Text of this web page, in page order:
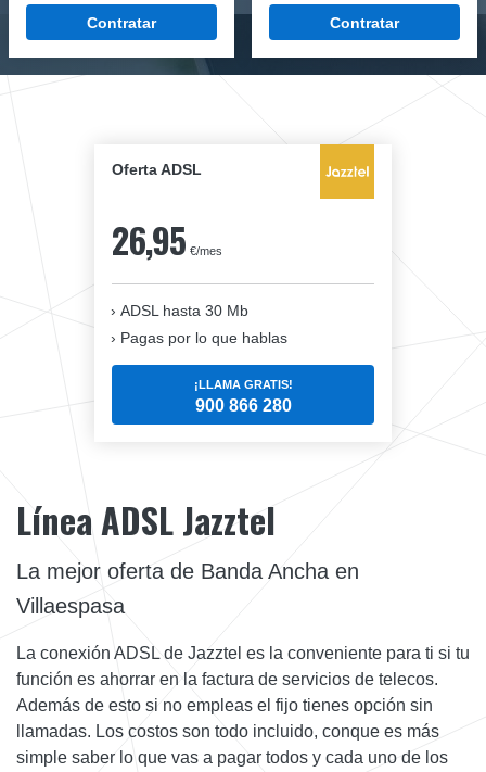
Contratar Contratar
Oferta ADSL
26,95 €/mes
ADSL hasta 30 Mb
Pagas por lo que hablas
¡LLAMA GRATIS!
900 866 280
Línea ADSL Jazztel
La mejor oferta de Banda Ancha en
Villaespasa
La conexión ADSL de Jazztel es la conveniente para ti si tu
función es ahorrar en la factura de servicios de telecos.
Además de esto si no empleas el fijo tienes opción sin
llamadas. Los costos son todo incluido, conque es más
simple saber lo que vas a pagar todos y cada uno de los